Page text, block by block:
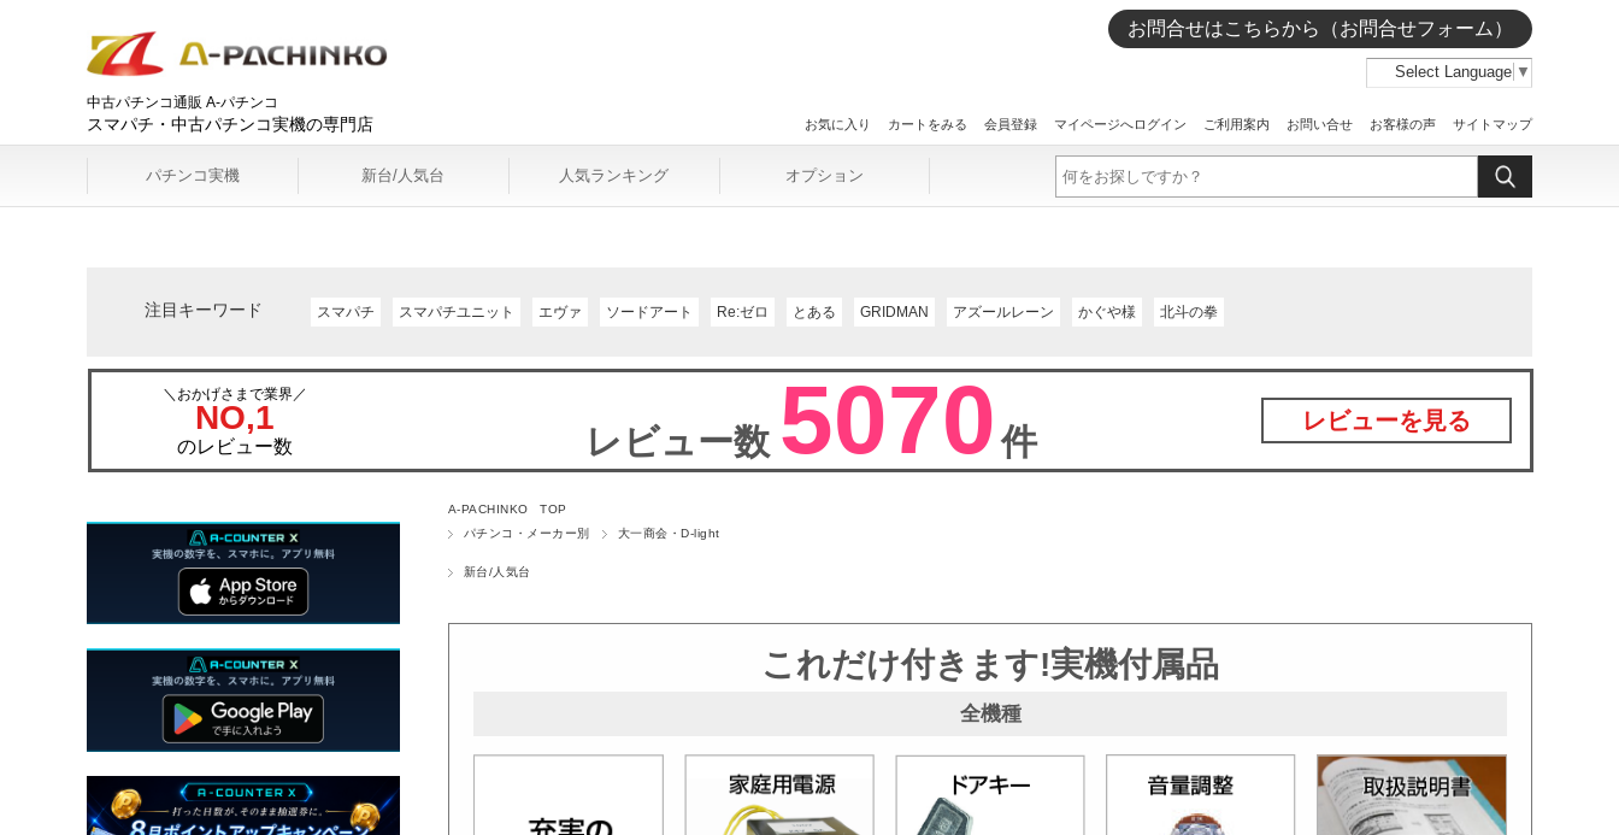
中古パチンコ通販 A-パチンコ
スマパチ・中古パチンコ実機の専門店
お問合せはこちらから（お問合せフォーム）
Select Language ▼
お気に入り カートをみる 会員登録 マイページへログイン ご利用案内 お問い合せ お客様の声 サイトマップ
パチンコ実機 新台/人気台 人気ランキング オプション
注目キーワード スマパチ スマパチユニット エヴァ ソードアート Re:ゼロ とある GRIDMAN アズールレーン かぐや様 北斗の拳
＼おかげさまで業界／
NO,1
のレビュー数 レビュー数 5070件
レビューを見る
A-PACHINKO TOP
パチンコ・メーカー別
大一商会・D-light
新台/人気台
これだけ付きます!実機付属品
全機種